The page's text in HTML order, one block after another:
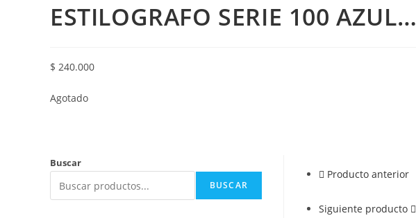
ESTILOGRAFO SERIE 100 AZUL…
$ 240.000
Agotado
Producto anterior
Siguiente producto
Buscar
BUSCAR